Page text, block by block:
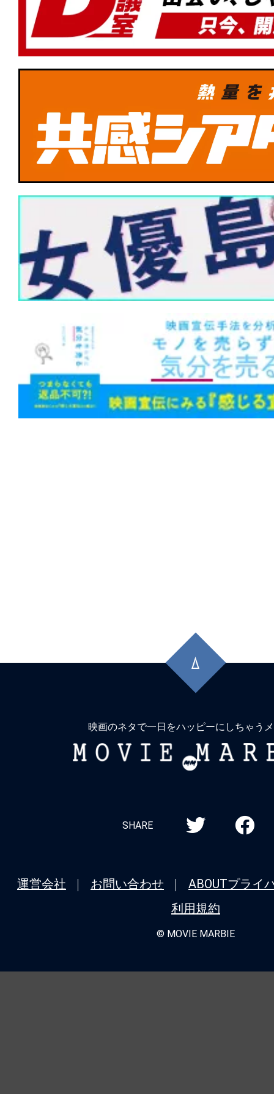
頭
に
映画のネタで一日をハッピーにしちゃう
MOVIE
SHARE
運営会社 お問い合わせ ABOUTプライ
利用規約
© MOVIE MARBIE